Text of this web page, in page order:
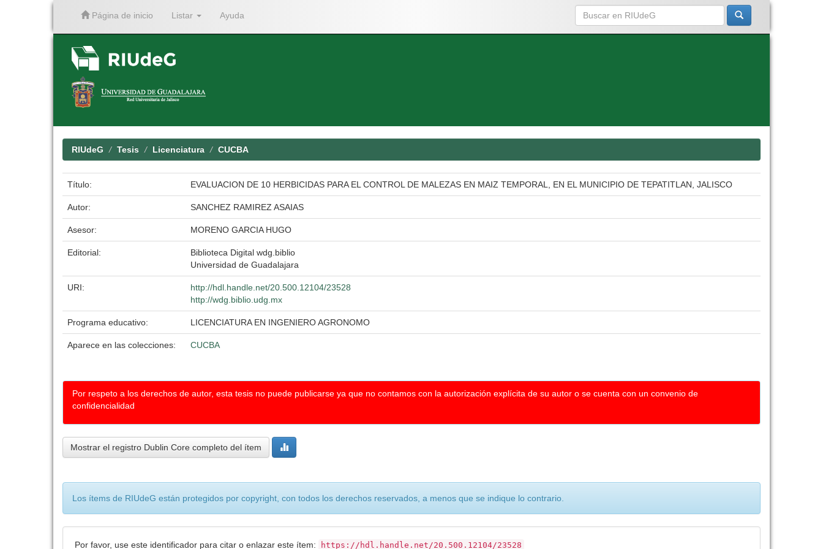
Página de inicio Listar Ayuda
RIUdeG Tesis Licenciatura CUCBA
Título: EVALUACION DE 10 HERBICIDAS PARA EL CONTROL DE MALEZAS EN MAIZ TEMPORAL, EN EL MUNICIPIO DE TEPATITLAN, JALISCO
Autor: SANCHEZ RAMIREZ ASAIAS
Asesor: MORENO GARCIA HUGO
Editorial:
Biblioteca Digital wdg.biblio
Universidad de Guadalajara
URI:
http://hdl.handle.net/20.500.12104/23528
http://wdg.biblio.udg.mx
Programa educativo: LICENCIATURA EN INGENIERO AGRONOMO
Aparece en las colecciones: CUCBA
Por respeto a los derechos de autor, esta tesis no puede publicarse ya que no contamos con la autorización explícita de su autor o se cuenta con un convenio de
confidencialidad
Mostrar el registro Dublin Core completo del ítem
Los ítems de RIUdeG están protegidos por copyright, con todos los derechos reservados, a menos que se indique lo contrario.
Por favor, use este identificador para citar o enlazar este ítem: https://hdl.handle.net/20.500.12104/23528